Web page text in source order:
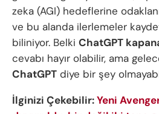
zeka (AGI) hedeflerine
ve bu alanda ilerlemeler
biliniyor. Belki ChatGPT
cevabı hayır olabilir, ama
ChatGPT diye bir şey
İlginizi Çekebilir:Yeni